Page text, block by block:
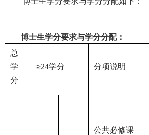
博士生学分要求与学分分配：
总
学
分
≥24学分 分项说明
公共必修课